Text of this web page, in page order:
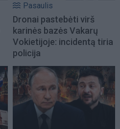
Pasaulis
Dronai pastebėti virš
karinės bazės Vakarų
Vokietijoje: incidentą tiria
policija